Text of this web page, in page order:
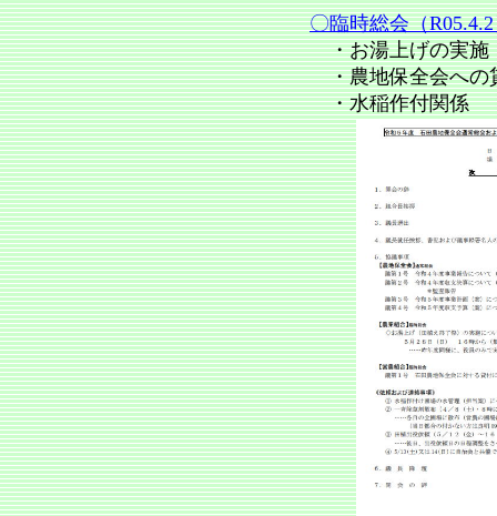
〇臨時総会（
・お湯上げの実施
・農地保全会への
・水稲作付関係